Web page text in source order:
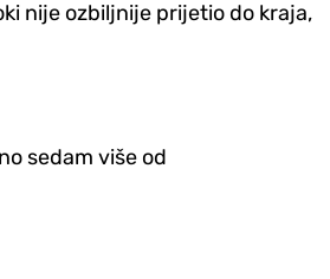
nije ozbiljnije prijetio do kraja,
sedam više od